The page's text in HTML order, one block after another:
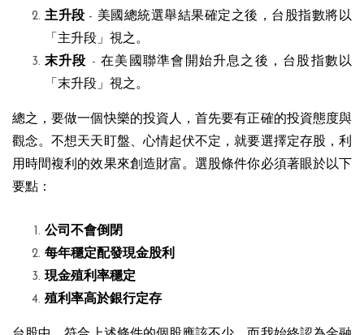
主升段 - 美國總統選舉結果確定之後，台股指數將以
「主升段」視之。
末升段 -在美國聯準會開始升息之後，台股指數以
「末升段」視之。
總之，要做一個快樂的投資人，首先要有正確的投資態度與
觀念。不想天天盯盤、心情起伏不定，就要選擇定存股，利
用時間複利的效果來創造財富。選股條件你必須著眼於以下
要點：
​公司不會倒閉
每年穩定配發現金股利
現金殖利率穩定
殖利率高於銀行定存